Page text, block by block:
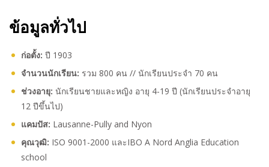
ข้อมูลทั่วไป
ก่อตั้ง: ปี 1903
จำนวนนักเรียน: รวม 800 คน // นักเรียนประจำ 70 คน
ช่วงอายุ: นักเรียนชายและหญิง อายุ 4-19 ปี (นักเรียนประจำอายุ
12 ปีขึ้นไป)
แคมปัส: Lausanne-Pully and Nyon
คุณวุฒิ: ISO 9001-2000 และIBO A Nord Anglia Education
school